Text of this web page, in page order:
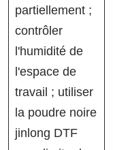
partiellement ;
contrôler
l'humidité de
l'espace de
travail ; utiliser
la poudre noire
jinlong DTF